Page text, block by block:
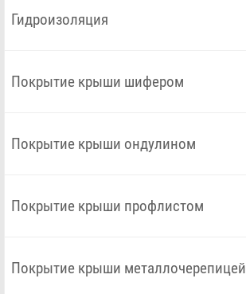
Гидроизоляция
Покрытие крыши шифером
Покрытие крыши ондулином
Покрытие крыши профлистом
Покрытие крыши металлочерепицей